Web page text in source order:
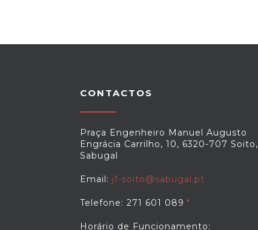
CONTACTOS
Praça Engenheiro Manuel Augusto
Engrácia Carrilho, 10, 6320-707 Soito,
Sabugal
Email: jf-soito@sabugal.pt
Telefone: 271 601 089
Horário de Funcionamento: